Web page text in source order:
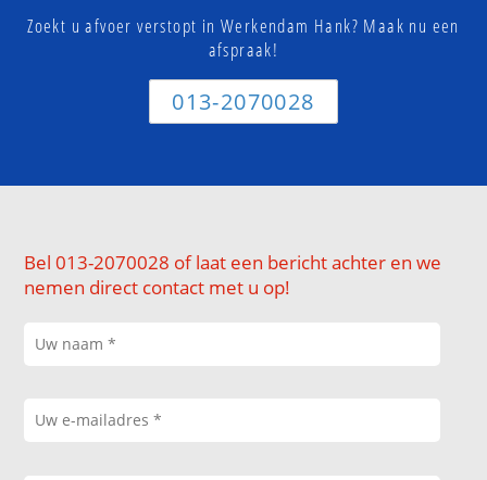
Zoekt u afvoer verstopt in Werkendam Hank? Maak nu een
afspraak!
013-2070028
Bel 013-2070028 of laat een bericht achter en we
nemen direct contact met u op!